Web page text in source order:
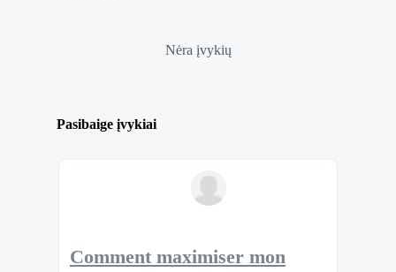
Nėra įvykių
Pasibaige įvykiai
Comment maximiser mon